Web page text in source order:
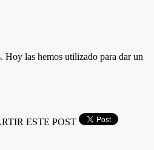
Hoy las hemos utilizado para dar un
ESTE POST